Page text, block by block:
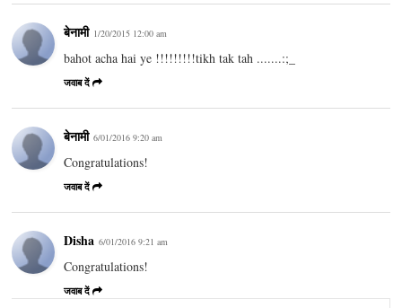
बेनामी 1/20/2015 12:00 am
bahot acha hai ye !!!!!!!!!tikh tak tah .......:;_
जवाब दें
बेनामी 6/01/2016 9:20 am
Congratulations!
जवाब दें
Disha 6/01/2016 9:21 am
Congratulations!
जवाब दें